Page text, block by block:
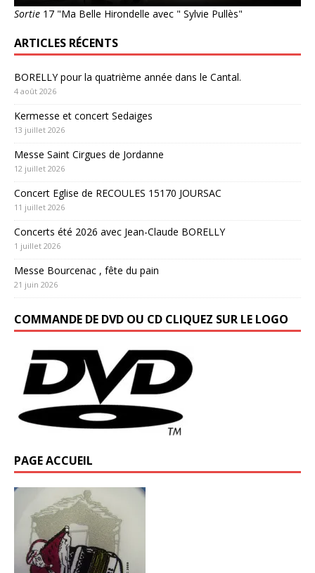
Sortie 17 "Ma Belle Hirondelle avec " Sylvie Pullès"
ARTICLES RÉCENTS
BORELLY pour la quatrième année dans le Cantal.
4 août 2026
Kermesse et concert Sedaiges
13 juillet 2026
Messe Saint Cirgues de Jordanne
12 juillet 2026
Concert Eglise de RECOULES 15170 JOURSAC
11 juillet 2026
Concerts été 2026 avec Jean-Claude BORELLY
1 juillet 2026
Messe Bourcenac , fête du pain
21 juin 2026
COMMANDE DE DVD OU CD CLIQUEZ SUR LE LOGO
PAGE ACCUEIL